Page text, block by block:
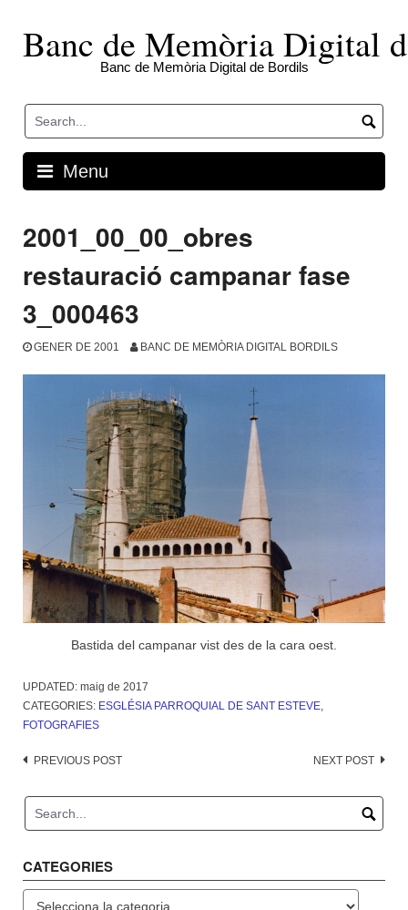
contentBanc de Memòria Digital
Banc de Memòria Digital de Bordils
Menu
2001_00_00_obres
restauració campanar fase
3_000463
GENER DE 2001 BANC DE MEMÒRIA DIGITAL BORDILS
Bastida del campanar vist des de la cara oest.
UPDATED: maig de 2017
CATEGORIES: ESGLÉSIA PARROQUIAL DE SANT ESTEVE
FOTOGRAFIES
Post
PREVIOUS POST NEXT POST
CATEGORIES